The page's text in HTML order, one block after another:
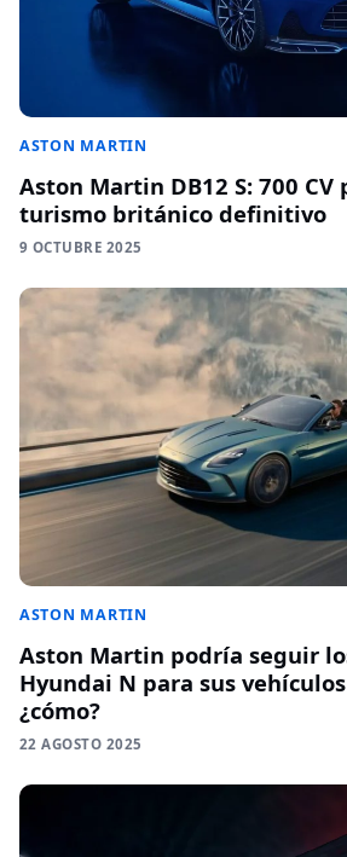
ASTON MARTIN
Aston Martin DB12 S: 700 CV
turismo británico definitivo
9 OCTUBRE 2025
ASTON MARTIN
Aston Martin podría seguir
Hyundai N para sus
¿cómo?
22 AGOSTO 2025